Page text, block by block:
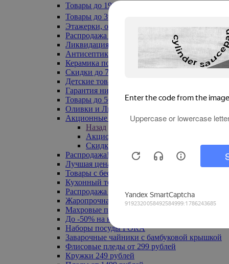
Товары до 199₽
Товары до 399₽
Этажерки, обувницы
Распродажа текстиля до -50%
Ликвидация до -70%
Антисептики
Керамика по 129 руб
Скидки до 70%
Детские товары
Гарантия низкой цены
Товары до 500 руб
Оливки и Лимоны
Акционные товары
Назад
Акционные товары
Скидка 20% по промокоду
Распродажа! Ульяновск до -70%
Лучшая цена
Товары с бесплатной доставкой
Кухонный текстиль
Распродажа до -50%
Жаропрочная посуда
Махровые полотенца
До -50% на ковры
Наборы посуды FORA
Заварочные чайники с бамбуковой крышкой
Флисовые пледы от 299 рублей
Кружки 249 рублей